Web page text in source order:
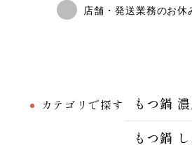
カテゴリで探す
もつ鍋
もつ鍋
店舗・発送業務のお休